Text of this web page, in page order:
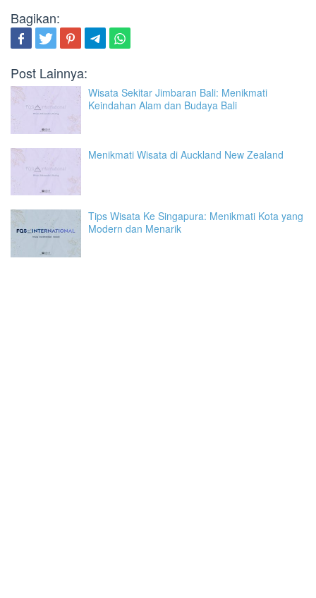
Bagikan:
Post Lainnya:
Wisata Sekitar Jimbaran Bali: Menikmati
Keindahan Alam dan Budaya Bali
Menikmati Wisata di Auckland New Zealand
Tips Wisata Ke Singapura: Menikmati Kota yang
Modern dan Menarik